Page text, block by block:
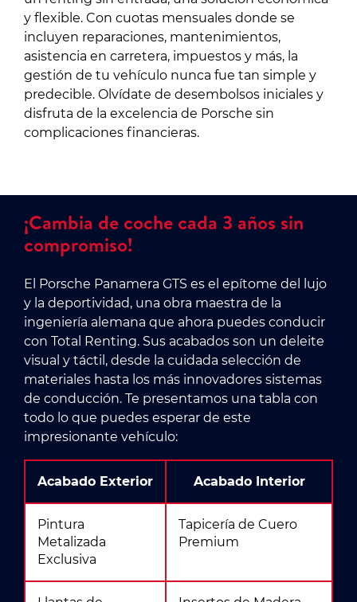
y flexible. Con cuotas mensuales donde se
incluyen reparaciones, mantenimientos,
asistencia en carretera, impuestos y más, la
gestión de tu vehículo nunca fue tan simple y
predecible. Olvídate de desembolsos iniciales y
disfruta de la excelencia de Porsche sin
complicaciones financieras.
¡Cambia de coche cada 3 años sin
compromiso!
El Porsche Panamera GTS es el epítome del lujo
y la deportividad, una obra maestra de la
ingeniería alemana que ahora puedes conducir
con Total Renting. Sus acabados son un deleite
visual y táctil, desde la cuidada selección de
materiales hasta los más innovadores sistemas
de conducción. Te presentamos una tabla con
todo lo que puedes esperar de este
impresionante vehículo:
Acabado Exterior Acabado Interior
Pintura
Metalizada
Exclusiva
Tapicería de Cuero
Premium